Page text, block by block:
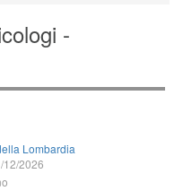
-
Lombardia
12/2026